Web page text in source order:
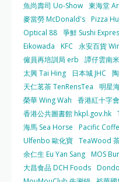
魚尚壽司 Uo-Show 東海堂
麥當勞 McDonald's Pizza
Optical 88 爭鮮 Sushi
Eikowada
KFC 永安百貨
僱員再培訓局 erb
譚仔雲南
太興 Tai Hing
日本城 JHC
天仁茗茶 TenRensTea
明星
榮華 Wing Wah
香港紅十字
香港公共圖書館 hkpl.gov.hk
海馬 Sea Horse
Pacific
Ulfenbo 歐化寶 TeaWood
余仁生 Eu Yan Sang MOS
大昌食品 DCH Foods